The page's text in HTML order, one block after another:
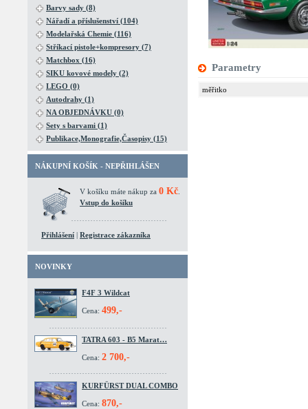
Barvy sady (8)
Nářadí a příslušenství (104)
Modelařská Chemie (116)
Stříkací pistole+kompresory (7)
Matchbox (16)
SIKU kovové modely (2)
LEGO (0)
Autodrahy (1)
NA OBJEDNÁVKU (0)
Sety s barvami (1)
Publikace,Monografie,Časopisy (15)
NÁKUPNÍ KOŠÍK - NEPŘIHLÁŠEN
V košíku máte nákup za 0 Kč
Vstup do košíku
Přihlášení | Registrace zákazníka
NOVINKY
F4F 3 Wildcat
Cena: 499,-
TATRA 603 - B5 Marat…
Cena: 2 700,-
KURFÜRST DUAL COMBO
Cena: 870,-
Parametry
měřitko